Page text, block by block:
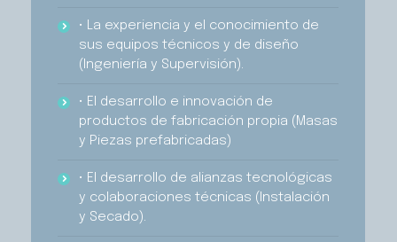
• La experiencia y el conocimiento de
sus equipos técnicos y de diseño
(Ingeniería y Supervisión).
• El desarrollo e innovación de
productos de fabricación propia (Masas
y Piezas prefabricadas)
• El desarrollo de alianzas tecnológicas
y colaboraciones técnicas (Instalación
y Secado).